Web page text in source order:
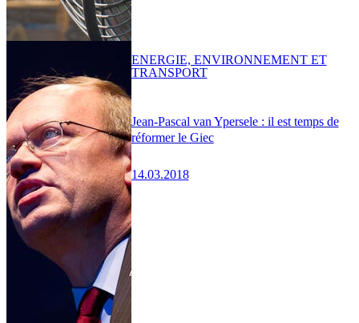
Jean-Pascal van Ypersele : il est temps de
réformer le Giec
14.03.2018
ENERGIE, ENVIRONNEMENT ET
TRANSPORT